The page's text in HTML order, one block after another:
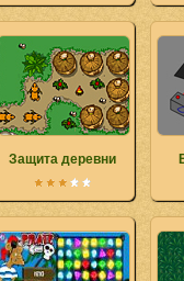
Защита деревни